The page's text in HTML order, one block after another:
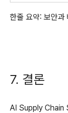
한줄 요약: 보안과
7. 결론
AI Supply Chain